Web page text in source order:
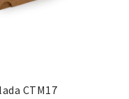
CTM17